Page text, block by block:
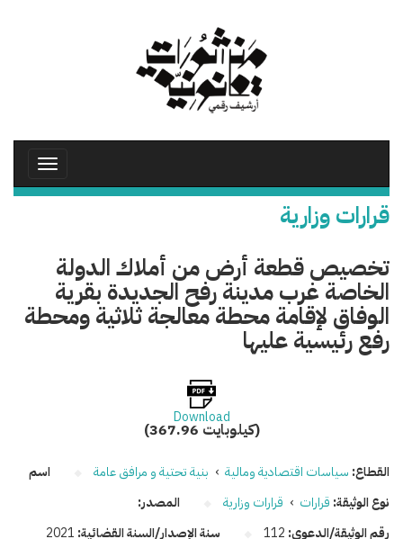
Toggle
قرارات وزارية
تخصيص قطعة أرض من أملاك الدولة
الخاصة غرب مدينة رفح الجديدة بقرية
الوفاق لإقامة محطة معالجة ثلاثية ومحطة
رفع رئيسية عليها
Download
(367.96 كيلوبايت)
القطاع: سياسات اقتصادية ومالية › بنية تحتية و مرافق عامة
نوع الوثيقة: قرارات › قرارات وزارية
رقم الوثيقة/الدعوى: 112 سنة الإصدار/السنة القضائية: 2021
اسم
المصدر: